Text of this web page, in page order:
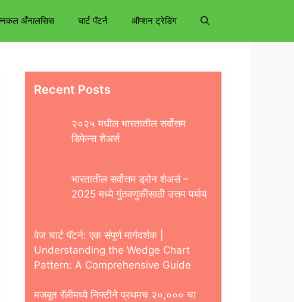
अँनालसिस चार्ट पॅटर्न ऑप्शन ट्रेडिंग
Recent Posts
२०२५ मधील भारतातील सर्वोत्तम
डिफेन्स शेअर्स
भारतातील सर्वोत्तम ड्रोन शेअर्स –
2025 मध्ये गुंतवणुकीसाठी उत्तम पर्याय
वेज चार्ट पॅटर्न: एक संपूर्ण मार्गदर्शक |
Understanding the Wedge Chart
Pattern: A Comprehensive Guide
मजबूत रॅलीमध्ये निफ्टीने प्रथमच २०,००० चा